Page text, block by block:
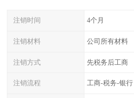
注销时间 4个月
注销材料 公司所有材料
注销方式 先税务后工商
注销流程 工商-税务-银行